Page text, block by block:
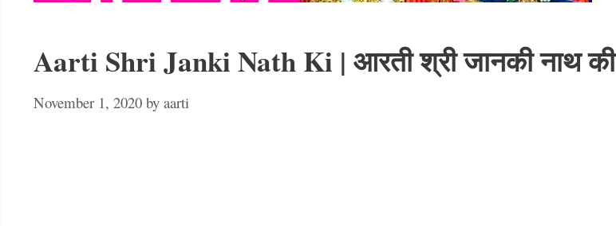
Aarti Shri Janki Nath Ki | आरती श्री जानकी नाथ की
November 1, 2020 by aarti